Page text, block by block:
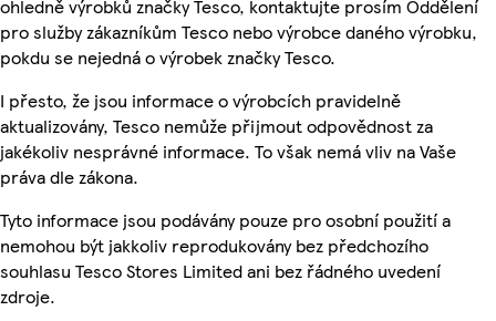
ohledně výrobků značky Tesco, kontaktujte prosím Oddělení
pro služby zákazníkům Tesco nebo výrobce daného výrobku,
pokdu se nejedná o výrobek značky Tesco.
I přesto, že jsou informace o výrobcích pravidelně
aktualizovány, Tesco nemůže přijmout odpovědnost za
jakékoliv nesprávné informace. To však nemá vliv na Vaše
práva dle zákona.
Tyto informace jsou podávány pouze pro osobní použití a
nemohou být jakkoliv reprodukovány bez předchozího
souhlasu Tesco Stores Limited ani bez řádného uvedení
zdroje.